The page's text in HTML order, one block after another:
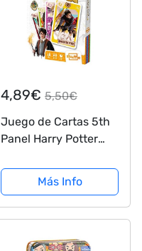
4,89€ 5,50€
Juego de Cartas 5th
Panel Harry Potter
Baraja de Cartas con
4 Juegos de Snap,
Familias, Parejas y
Juego de Acción
Más Info